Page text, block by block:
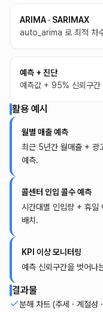
ARIMA · SARIMAX
auto_arima 로 최적 차
예측 + 진단
예측값 + 95% 신뢰구
활용 예시
월별 매출 예측
최근 5년간 월매출 + 광
예측.
콜센터 인입 콜수 예측
시간대별 인입량 + 휴일
배치.
KPI 이상 모니터링
예측 신뢰구간을 벗어나
결과물
분해 차트 (추세 · 계절성